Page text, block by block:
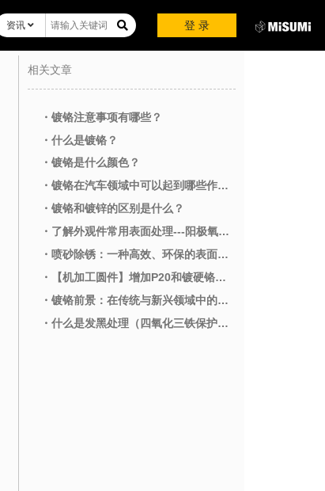
登 录
资讯
相关文章
・镀铬注意事项有哪些？
・什么是镀铬？
・镀铬是什么颜色？
・镀铬在汽车领域中可以起到哪些作用？
・镀铬和镀锌的区别是什么？
・了解外观件常用表面处理---阳极氧化“黑”和“亚光黑”的特点和区别，并熟练运用它
・喷砂除锈：一种高效、环保的表面处理方法
・【机加工圆件】增加P20和镀硬铬等6种材质&表面处理！
・镀铬前景：在传统与新兴领域中的应用与发展
・什么是发黑处理（四氧化三铁保护膜）？介绍其优点、用途和注意事项等